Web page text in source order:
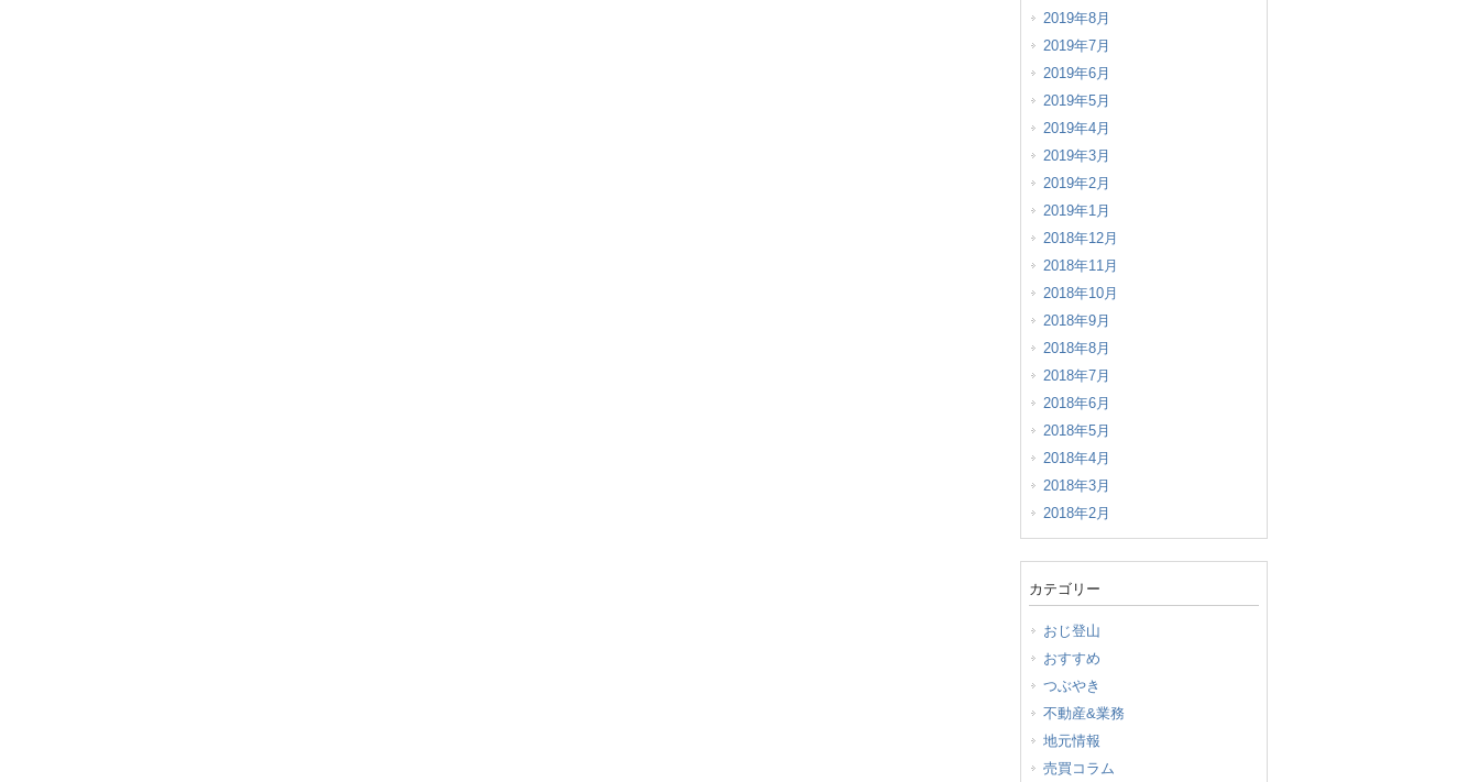
2019年8月
2019年7月
2019年6月
2019年5月
2019年4月
2019年3月
2019年2月
2019年1月
2018年12月
2018年11月
2018年10月
2018年9月
2018年8月
2018年7月
2018年6月
2018年5月
2018年4月
2018年3月
2018年2月
カテゴリー
おじ登山
おすすめ
つぶやき
不動産&業務
地元情報
売買コラム